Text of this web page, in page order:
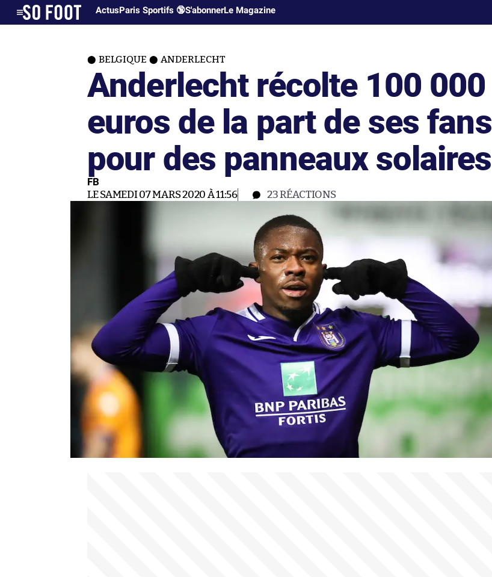
ActusParis Sportifs 🔞S'abonnerLe Magazine
BELGIQUE ANDERLECHT
Anderlecht récolte 100 000
euros de la part de ses fans
pour des panneaux solaires
FB
LE SAMEDI 07 MARS 2020 À 11:56 23RÉACTIONS